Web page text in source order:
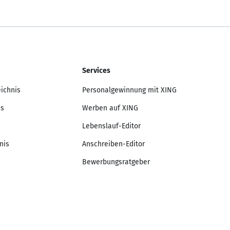
Services
Personalgewinnung mit XING
Werben auf XING
Lebenslauf-Editor
Anschreiben-Editor
Bewerbungsratgeber